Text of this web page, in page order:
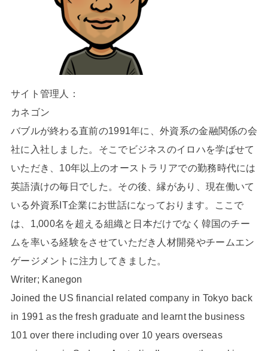
サイト管理人：
カネゴン
バブルが終わる直前の1991年に、外資系の金融関係の会
社に入社しました。そこでビジネスのイロハを学ばせて
いただき、10年以上のオーストラリアでの勤務時代には
英語漬けの毎日でした。その後、縁があり、現在働いて
いる外資系IT企業にお世話になっております。ここで
は、1,000名を超える組織と日本だけでなく韓国のチー
ムを率いる経験をさせていただき人材開発やチームエン
ゲージメントに注力してきました。
Writer; Kanegon
Joined the US financial related company in Tokyo back
in 1991 as the fresh graduate and learnt the business
101 over there including over 10 years overseas